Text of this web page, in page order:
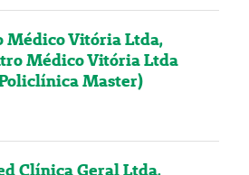
Médico Vitória Ltda,
Médico Vitória Ltda
Master)
Clínica Geral Ltda,